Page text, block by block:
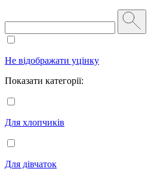
Не відображати уцінку
Показати категорії:
Для хлопчиків
Для дівчаток